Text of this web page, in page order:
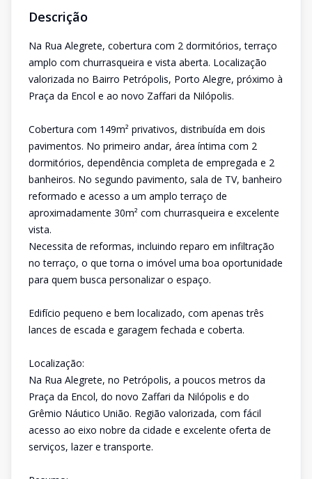
Descrição
Na Rua Alegrete, cobertura com 2 dormitórios, terraço
amplo com churrasqueira e vista aberta. Localização
valorizada no Bairro Petrópolis, Porto Alegre, próximo à
Praça da Encol e ao novo Zaffari da Nilópolis.
Cobertura com 149m² privativos, distribuída em dois
pavimentos. No primeiro andar, área íntima com 2
dormitórios, dependência completa de empregada e 2
banheiros. No segundo pavimento, sala de TV, banheiro
reformado e acesso a um amplo terraço de
aproximadamente 30m² com churrasqueira e excelente
vista.
Necessita de reformas, incluindo reparo em infiltração
no terraço, o que torna o imóvel uma boa oportunidade
para quem busca personalizar o espaço.
Edifício pequeno e bem localizado, com apenas três
lances de escada e garagem fechada e coberta.
Localização:
Na Rua Alegrete, no Petrópolis, a poucos metros da
Praça da Encol, do novo Zaffari da Nilópolis e do
Grêmio Náutico União. Região valorizada, com fácil
acesso ao eixo nobre da cidade e excelente oferta de
serviços, lazer e transporte.